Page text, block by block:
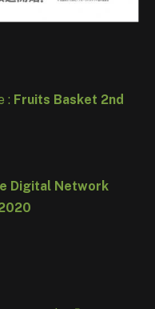
: Fruits Basket 2nd
Digital Network